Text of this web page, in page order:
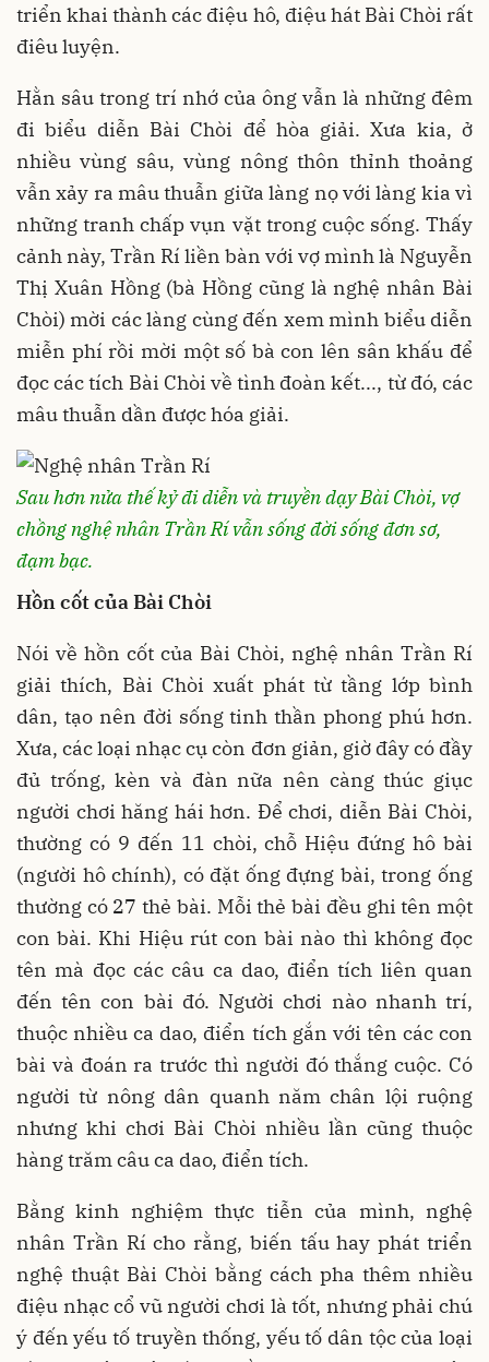
triển khai thành các điệu hô, điệu hát Bài Chòi rất
điêu luyện.
Hằn sâu trong trí nhớ của ông vẫn là những đêm
đi biểu diễn Bài Chòi để hòa giải. Xưa kia, ở
nhiều vùng sâu, vùng nông thôn thỉnh thoảng
vẫn xảy ra mâu thuẫn giữa làng nọ với làng kia vì
những tranh chấp vụn vặt trong cuộc sống. Thấy
cảnh này, Trần Rí liền bàn với vợ mình là Nguyễn
Thị Xuân Hồng (bà Hồng cũng là nghệ nhân Bài
Chòi) mời các làng cùng đến xem mình biểu diễn
miễn phí rồi mời một số bà con lên sân khấu để
đọc các tích Bài Chòi về tình đoàn kết..., từ đó, các
mâu thuẫn dần được hóa giải.
Sau hơn nửa thế kỷ đi diễn và truyền dạy Bài Chòi, vợ
chồng nghệ nhân Trần Rí vẫn sống đời sống đơn sơ,
đạm bạc.
Hồn cốt của Bài Chòi
Nói về hồn cốt của Bài Chòi, nghệ nhân Trần Rí
giải thích, Bài Chòi xuất phát từ tầng lớp bình
dân, tạo nên đời sống tinh thần phong phú hơn.
Xưa, các loại nhạc cụ còn đơn giản, giờ đây có đầy
đủ trống, kèn và đàn nữa nên càng thúc giục
người chơi hăng hái hơn. Để chơi, diễn Bài Chòi,
thường có 9 đến 11 chòi, chỗ Hiệu đứng hô bài
(người hô chính), có đặt ống đựng bài, trong ống
thường có 27 thẻ bài. Mỗi thẻ bài đều ghi tên một
con bài. Khi Hiệu rút con bài nào thì không đọc
tên mà đọc các câu ca dao, điển tích liên quan
đến tên con bài đó. Người chơi nào nhanh trí,
thuộc nhiều ca dao, điển tích gắn với tên các con
bài và đoán ra trước thì người đó thắng cuộc. Có
người từ nông dân quanh năm chân lội ruộng
nhưng khi chơi Bài Chòi nhiều lần cũng thuộc
hàng trăm câu ca dao, điển tích.
Bằng kinh nghiệm thực tiễn của mình, nghệ
nhân Trần Rí cho rằng, biến tấu hay phát triển
nghệ thuật Bài Chòi bằng cách pha thêm nhiều
điệu nhạc cổ vũ người chơi là tốt, nhưng phải chú
ý đến yếu tố truyền thống, yếu tố dân tộc của loại